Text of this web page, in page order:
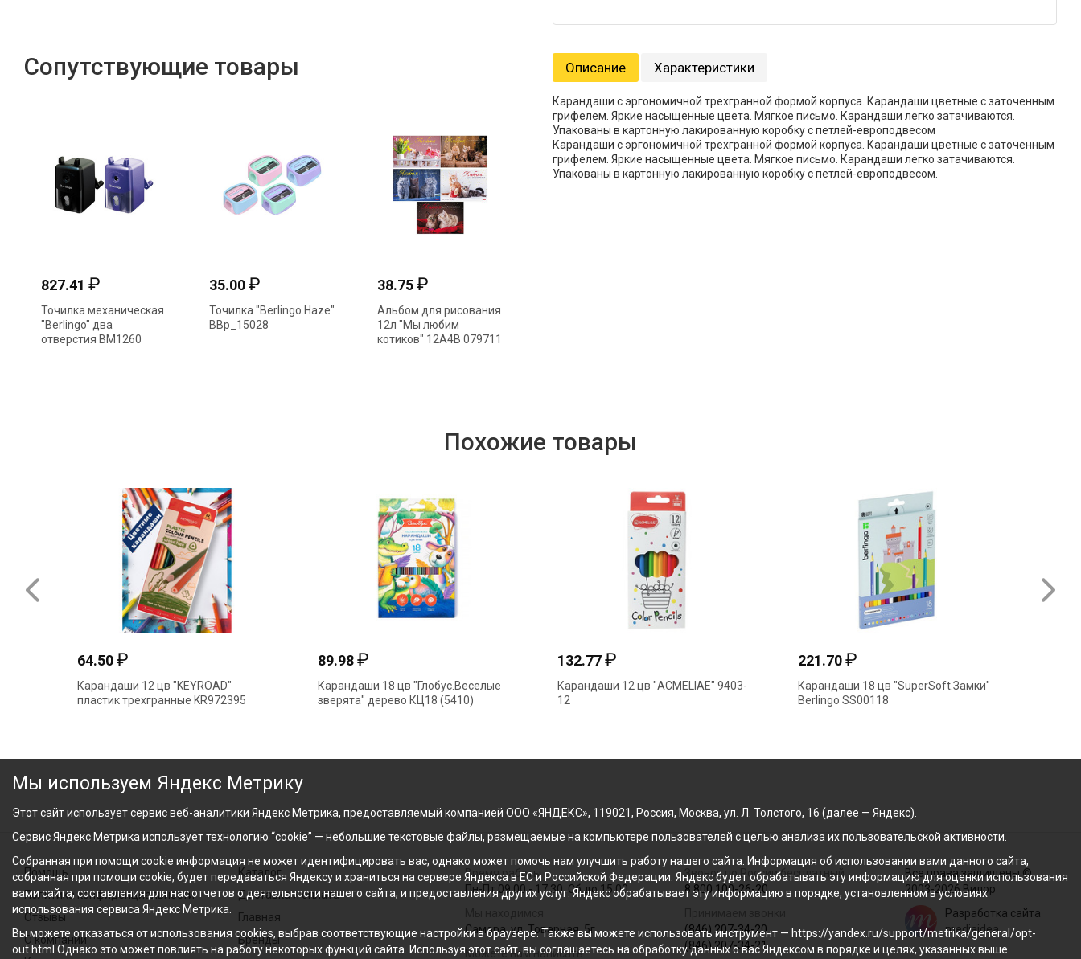
Сопутствующие товары
827.41 ₽
Точилка механическая
"Berlingo" два
отверстия BM1260
35.00₽
Точилка "Berlingo.Haze"
BBp_15028
38.75₽
Альбом для рисования
12л "Мы любим
котиков" 12А4В 079711
Описание Характеристики
Карандаши с эргономичной трехгранной формой корпуса. Карандаши цветные с заточенным
грифелем. Яркие насыщенные цвета. Мягкое письмо. Карандаши легко затачиваются.
Упакованы в картонную лакированную коробку с петлей-европодвесом
Карандаши с эргономичной трехгранной формой корпуса. Карандаши цветные с заточенным
грифелем. Яркие насыщенные цвета. Мягкое письмо. Карандаши легко затачиваются.
Упакованы в картонную лакированную коробку с петлей-европодвесом.
Похожие товары
64.50₽
Карандаши 12 цв "KEYROAD"
пластик трехгранные KR972395
89.98₽
Карандаши 18 цв "Глобус.Веселые
зверята" дерево КЦ18 (5410)
132.77₽
Карандаши 12 цв "ACMELIAE" 9403-
12
221.70₽
Карандаши 18 цв "SuperSoft.Замки"
Berlingo SS00118
Помощь
Политика конфиденциальности
Отзывы
О компании
Каталог
Доставка и оплата
Главная
Бренды
Время работы
Пн-Пт 09:00 - 17:30, Сб до 15:00
Самара, ул. Товарная, 5г
Можете нам написать
Звонок по России бесплатный
8 800 100-26-20
(846) 207-34-20
(846) 207-34-21
Все права защищены ©
2003-2026 Вилор
Разработка сайта
mediaidea
Мы используем Яндекс Метрику
Этот сайт использует сервис веб-аналитики Яндекс Метрика, предоставляемый компанией ООО «ЯНДЕКС», 119021, Россия, Москва, ул. Л. Толстого, 16 (далее — Яндекс).
Сервис Яндекс Метрика использует технологию “cookie” — небольшие текстовые файлы, размещаемые на компьютере пользователей с целью анализа их пользовательской активности.
Собранная при помощи cookie информация не может идентифицировать вас, однако может помочь нам улучшить работу нашего сайта. Информация об использовании вами данного сайта,
собранная при помощи cookie, будет передаваться Яндексу и храниться на сервере Яндекса в ЕС и Российской Федерации. Яндекс будет обрабатывать эту информацию для оценки использования
вами сайта, составления для нас отчетов о деятельности нашего сайта, и предоставления других услуг. Яндекс обрабатывает эту информацию в порядке, установленном в условиях
использования сервиса Яндекс Метрика.
Вы можете отказаться от использования cookies, выбрав соответствующие настройки в браузере. Также вы можете использовать инструмент — https://yandex.ru/support/metrika/general/opt-
out.html Однако это может повлиять на работу некоторых функций сайта. Используя этот сайт, вы соглашаетесь на обработку данных о вас Яндексом в порядке и целях, указанных выше.